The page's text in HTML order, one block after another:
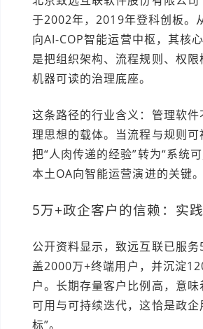
于2002年，2019年登科创板。
向AI-COP智能运营中枢，其核
是把组织架构、流程规则、权
机器可读的治理底座。
这条路径的行业含义：管理软
理思想的载体。当流程与规则
把“人肉传递的经验”转为“系统
本土OA向智能运营演进的关键。
5万+政企客户的信赖：实
公开资料显示，致远互联已服
盖2000万+终端用户，并沉淀
户。长期存量客户比例高，意
可用与可持续迭代，这恰是政
标”。